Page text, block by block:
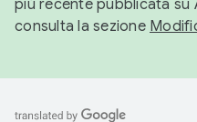
più recente pubblicata su
consulta la sezione